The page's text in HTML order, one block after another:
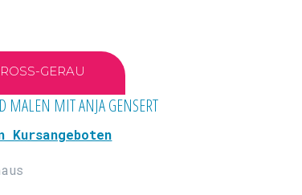
GERAU
MALEN MIT ANJA GENSERT
Kursangeboten